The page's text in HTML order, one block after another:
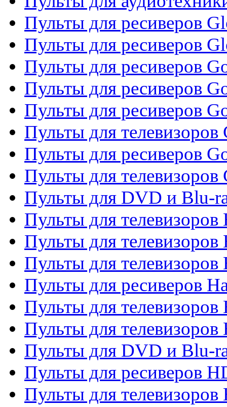
Пульты для ресиверов
Пульты для ресиверов
Пульты для ресиверов
Пульты для ресиверов
Пульты для ресиверов
Пульты для телевизоров
Пульты для ресиверов
Пульты для телевизоров
Пульты для DVD и Blu-
Пульты для телевизоров
Пульты для телевизоров
Пульты для
Пульты для ресиверов
Пульты для телевизоров
Пульты для телевизоров
Пульты для DVD и Blu-
Пульты для ресиверов
Пульты для